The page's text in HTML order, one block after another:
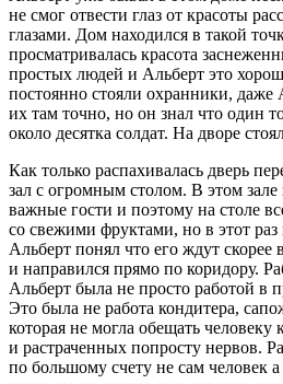
не смог отвести глаз от красоты
глазами. Дом находился в такой
просматривалась красота
простых людей и Альберт это
постоянно стояли охранники, даже
их там точно, но он знал что один
около десятка солдат. На дворе
Как только распахивалась дверь
зал с огромным столом. В этом
важные гости и поэтому на столе
со свежими фруктами, но в этот раз
Альберт понял что его ждут скорее
и направился прямо по коридору.
Альберт была не просто работой в
Это была не работа кондитера,
которая не могла обещать
и растраченных попросту нервов.
по большому счету не сам человек